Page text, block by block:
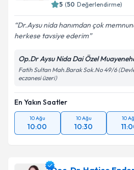
5 (50 Değerlendirme)
Dr.Aysu nida hanımdan çok
herkese tavsiye ederim
Op.Dr Aysu Nida Dai Özel
Fatih Sultan Mah.Barak Sok.No 49/6
eczanesi üzeri)
En Yakın Saatler
10 Ağu
10:00
10 Ağu
10:30
10